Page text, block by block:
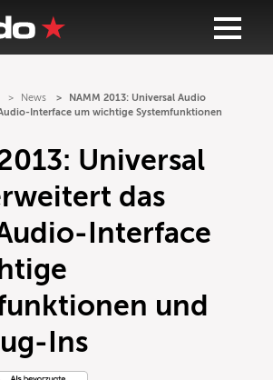
News
NAMM 2013: Universal Audio
Interface um wichtige Systemfunktionen
Universal
das
Interface
und
Ins